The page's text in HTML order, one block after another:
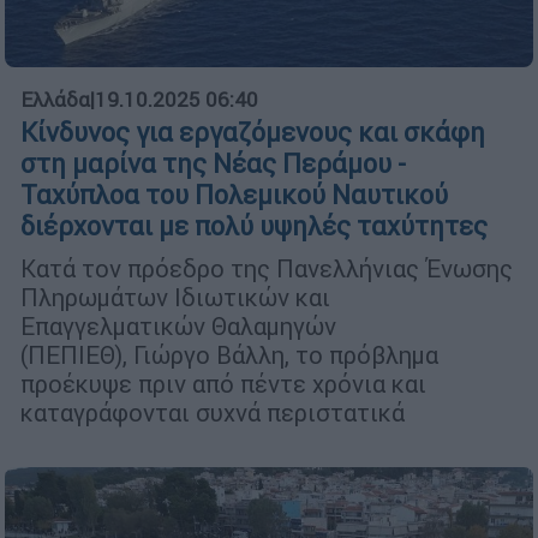
Ελλάδα|19.10.2025 06:40
Κίνδυνος για εργαζόμενους και σκάφη
στη μαρίνα της Νέας Περάμου -
Ταχύπλοα του Πολεμικού Ναυτικού
διέρχονται με πολύ υψηλές ταχύτητες
Κατά τον πρόεδρο της Πανελλήνιας Ένωσης
Πληρωμάτων Ιδιωτικών και
Επαγγελματικών Θαλαμηγών
(ΠΕΠΙΕΘ), Γιώργο Βάλλη, το πρόβλημα
προέκυψε πριν από πέντε χρόνια και
καταγράφονται συχνά περιστατικά